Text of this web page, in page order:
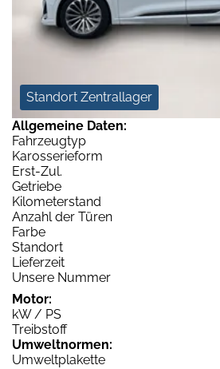
Standort Zentrallager
Allgemeine Daten:
Fahrzeugtyp
Karosserieform
Erst-Zul.
Getriebe
Kilometerstand
Anzahl der Türen
Farbe
Standort
Lieferzeit
Unsere Nummer
Motor:
kW / PS
Treibstoff
Umweltnormen:
Umweltplakette